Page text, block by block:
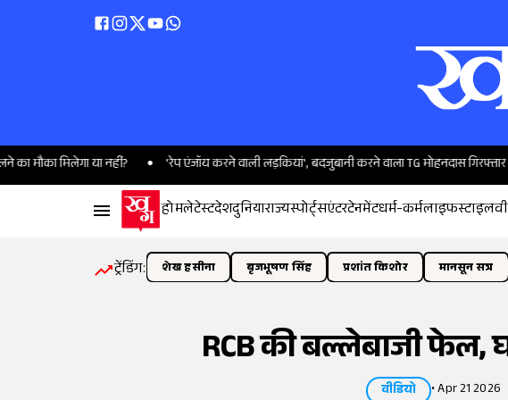
या नहीं? 'रेप एंजॉय करने वाली लड़कियां', बदजुबानी करने वाला TG मोहनदास गिरफ्तार
होमलेटेस्टदेशदुनियाराज्यस्पोर्ट्सएंटरटेनमेंटधर्म-कर्मलाइफस्टाइल
ट्रेंडिंग: शेख हसीना बृजभूषण सिंह प्रशांत किशोर मानसून सत्र
RCB की बल्लेबाजी फेल,
वीडियो •Apr 21 2026